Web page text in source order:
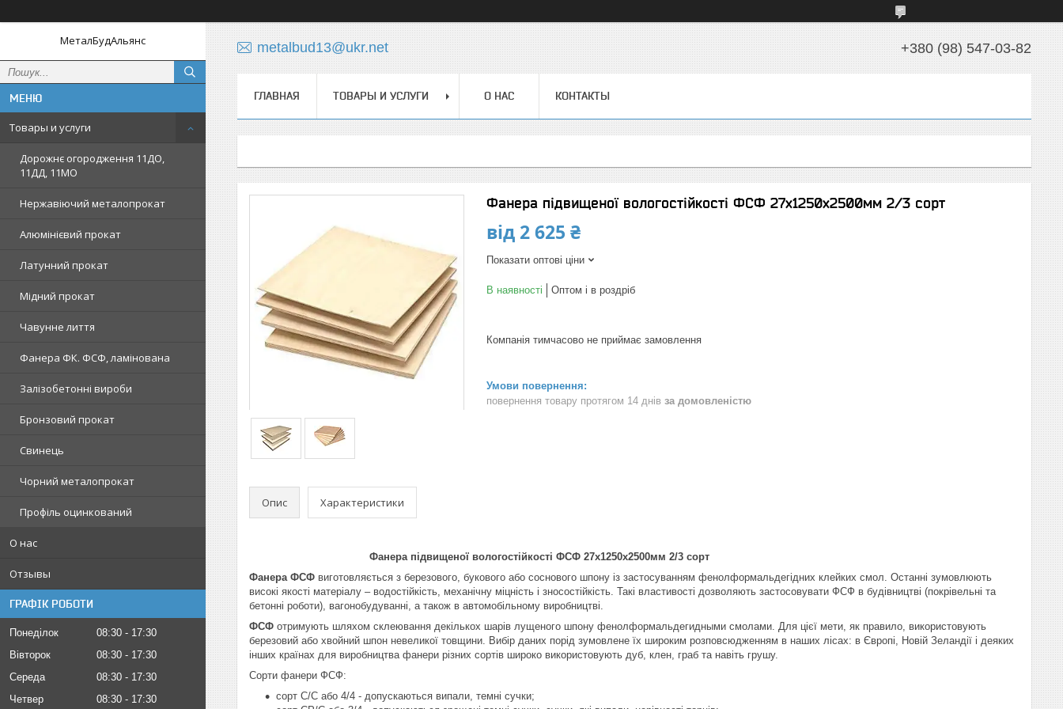
МеталБудАльянс
Товары и услуги
Дорожнє огородження 11ДО,
11ДД, 11МО
Нержавіючий металопрокат
Алюмінієвий прокат
Латунний прокат
Мідний прокат
Чавунне лиття
Фанера ФК. ФСФ, ламінована
Залізобетонні вироби
Бронзовий прокат
Свинець
Чорний металопрокат
Профіль оцинкований
О нас
Отзывы
ГРАФІК РОБОТИ
Понеділок 08:30
17:30
Вівторок
08:30
17:30
Середа
08:30
17:30
Четвер
08:30 17:30
metalbud13@ukr.net +380 (98) 547-03-82
ГЛАВНАЯ ТОВАРЫ И УСЛУГИ О НАС КОНТАКТЫ
Фанера підвищеної вологостійкості ФСФ 27х1250х2500мм 2/3 сорт
від 2 625 ₴
Показати оптові ціни
В наявності Оптом і в роздріб
Компанія тимчасово не приймає замовлення
повернення товару протягом 14 днів за домовленістю
Опис Характеристики
Фанера підвищеної вологостійкості ФСФ 27х1250х2500мм 2/3 сорт
Фанера ФСФ виготовляється з березового, букового або соснового шпону із застосуванням фенолформальдегідних клейких смол. Останні зумовлюють
високі якості матеріалу – водостійкість, механічну міцність і зносостійкість. Такі властивості дозволяють застосовувати ФСФ в будівництві (покрівельні та
бетонні роботи), вагонобудуванні, а також в автомобільному виробництві.
ФСФ отримують шляхом склеювання декількох шарів лущеного шпону фенолформальдегидными смолами. Для цієї мети, як правило, використовують
березовий або хвойний шпон невеликої товщини. Вибір даних порід зумовлене їх широким розповсюдженням в наших лісах: в Європі, Новій Зеландії і деяких
інших країнах для виробництва фанери різних сортів широко використовують дуб, клен, граб та навіть грушу.
Сорти фанери ФСФ:
сорт С/С або 4/4 - допускаються випали, темні сучки;